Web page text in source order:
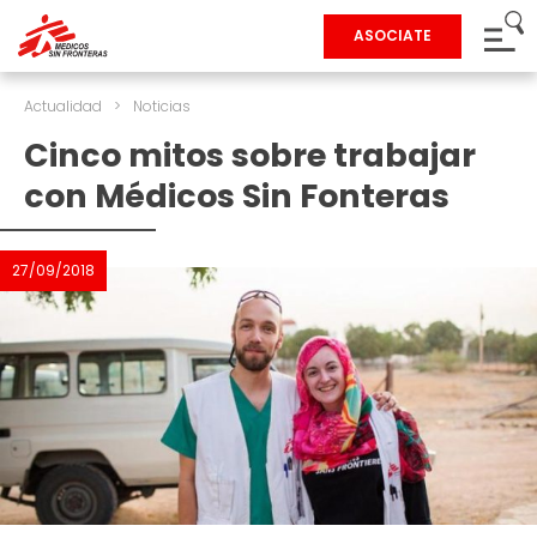
ASOCIATE
Actualidad > Noticias
Cinco mitos sobre trabajar
con Médicos Sin Fonteras
27/09/2018